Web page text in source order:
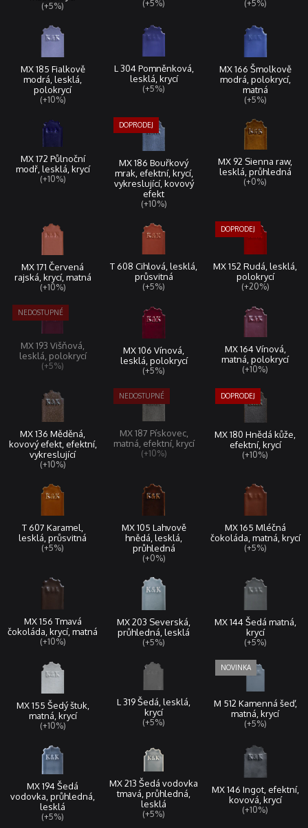
(+5%) (+5%) (+5%)
MX 185 Fialkově
modrá, lesklá,
polokrycí
(+10%)
L 304 Pomněnková,
lesklá, krycí
(+5%)
MX 166 Šmolkově
modrá, polokrycí,
matná
(+5%)
MX 172 Půlnoční
modř, lesklá, krycí
(+10%)
MX 186 Bouřkový
mrak, efektní, krycí,
vykreslující, kovový
efekt
(+10%)
MX 92 Sienna raw,
lesklá, průhledná
(+0%)
MX 171 Červená
rajská, krycí, matná
(+10%)
T 608 Cihlová, lesklá,
průsvitná
(+5%)
MX 152 Rudá, lesklá,
polokrycí
(+20%)
MX 193 Višňová,
lesklá, polokrycí
(+5%)
MX 106 Vínová,
lesklá, polokrycí
(+5%)
MX 164 Vínová,
matná, polokrycí
(+10%)
MX 136 Měděná,
kovový efekt, efektní,
vykreslující
(+10%)
MX 187 Pískovec,
matná, efektní, krycí
(+10%)
MX 180 Hnědá kůže,
efektní, krycí
(+10%)
T 607 Karamel,
lesklá, průsvitná
(+5%)
MX 105 Lahvově
hnědá, lesklá,
průhledná
(+0%)
MX 165 Mléčná
čokoláda, matná, krycí
(+5%)
MX 156 Tmavá
čokoláda, krycí, matná
(+10%)
MX 203 Severská,
průhledná, lesklá
(+5%)
MX 144 Šedá matná,
krycí
(+5%)
MX 155 Šedý štuk,
matná, krycí
(+10%)
L 319 Šedá, lesklá,
krycí
(+5%)
M 512 Kamenná šeď,
matná, krycí
(+5%)
MX 194 Šedá
vodovka, průhledná,
lesklá
(+5%)
MX 213 Šedá vodovka
tmavá, průhledná,
lesklá
(+5%)
MX 146 Ingot, efektní,
kovová, krycí
(+10%)